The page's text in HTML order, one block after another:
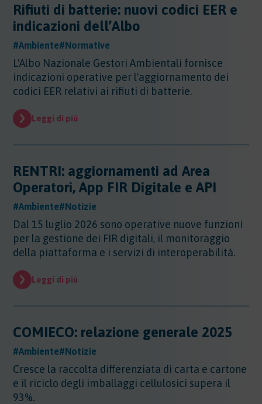
Rifiuti di batterie: nuovi codici EER e
indicazioni dell’Albo
#Ambiente#Normative
L'Albo Nazionale Gestori Ambientali fornisce
indicazioni operative per l'aggiornamento dei
codici EER relativi ai rifiuti di batterie.
Leggi di più
RENTRI: aggiornamenti ad Area
Operatori, App FIR Digitale e API
#Ambiente#Notizie
Dal 15 luglio 2026 sono operative nuove funzioni
per la gestione dei FIR digitali, il monitoraggio
della piattaforma e i servizi di interoperabilità.
Leggi di più
COMIECO: relazione generale 2025
#Ambiente#Notizie
Cresce la raccolta differenziata di carta e cartone
e il riciclo degli imballaggi cellulosici supera il
93%.